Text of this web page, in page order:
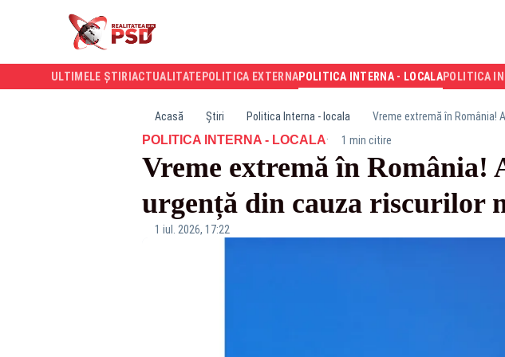
ULTIMELE ȘTIRI ACTUALITATE POLITICA EXTERNAPOLITICA INTERNA - LOCALAPOLITICA
Acasă Știri Politica Interna - locala Vreme extremă în România!
POLITICA INTERNA - LOCALA· 1 min citire
Vreme extremă în
urgență din cauza riscurilor
1 iul. 2026, 17:22